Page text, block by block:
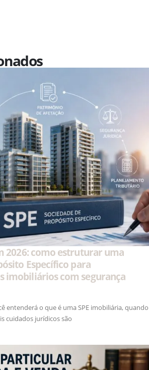
2026: como estruturar uma
Específico para
imobiliários com segurança
entenderá o que é uma SPE imobiliária, quando
cuidados jurídicos são